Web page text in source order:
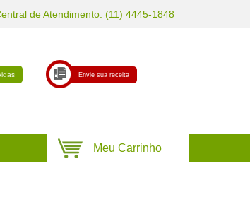
de Atendimento: (11) 4445-1848
Envie sua receita